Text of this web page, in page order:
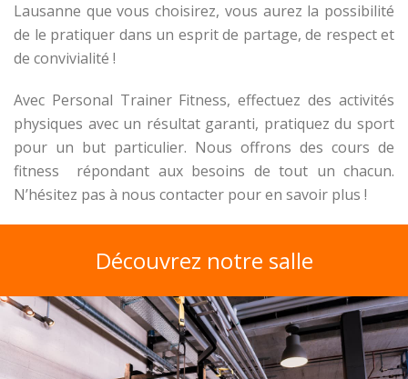
Lausanne que vous choisirez, vous aurez la possibilité
de le pratiquer dans un esprit de partage, de respect et
de convivialité !
Avec Personal Trainer Fitness, effectuez des activités
physiques avec un résultat garanti, pratiquez du sport
pour un but particulier. Nous offrons des cours de
fitness répondant aux besoins de tout un chacun.
N’hésitez pas à nous contacter pour en savoir plus !
Découvrez notre salle
Notre salle